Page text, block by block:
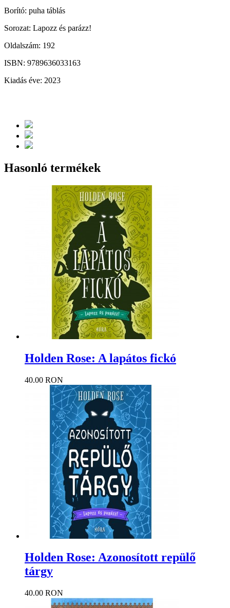
Borító: puha táblás
Sorozat: Lapozz és parázz!
Oldalszám: 192
ISBN: 9789636033163
Kiadás éve: 2023
Hasonló termékek
Holden Rose: A lapátos fickó
40.00 RON
Holden Rose: Azonosított repülő
tárgy
40.00 RON